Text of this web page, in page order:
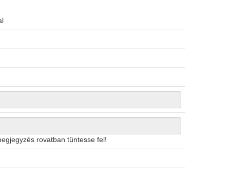
rovatban tüntesse fel!